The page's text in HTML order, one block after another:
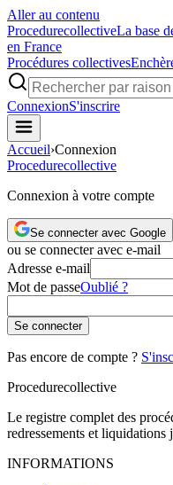
Aller au contenu
ProcedurecollectiveLa base
en France
Procédures collectives
ConnexionS'inscrire
Accueil›Connexion
Procedurecollective
Connexion à votre compte
Se connecter avec Google
ou se connecter avec e-mail
Adresse e-mail
Mot de passeOublié ?
Se connecter
Pas encore de compte ?
Procedurecollective
Le registre complet des
redressements et liquidations
INFORMATIONS